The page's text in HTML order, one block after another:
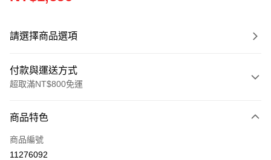
請選擇商品選項
付款與運送方式
超取滿NT$800免運
信用卡一次付款
超商取貨付款
商品特色
商品編號
11276092